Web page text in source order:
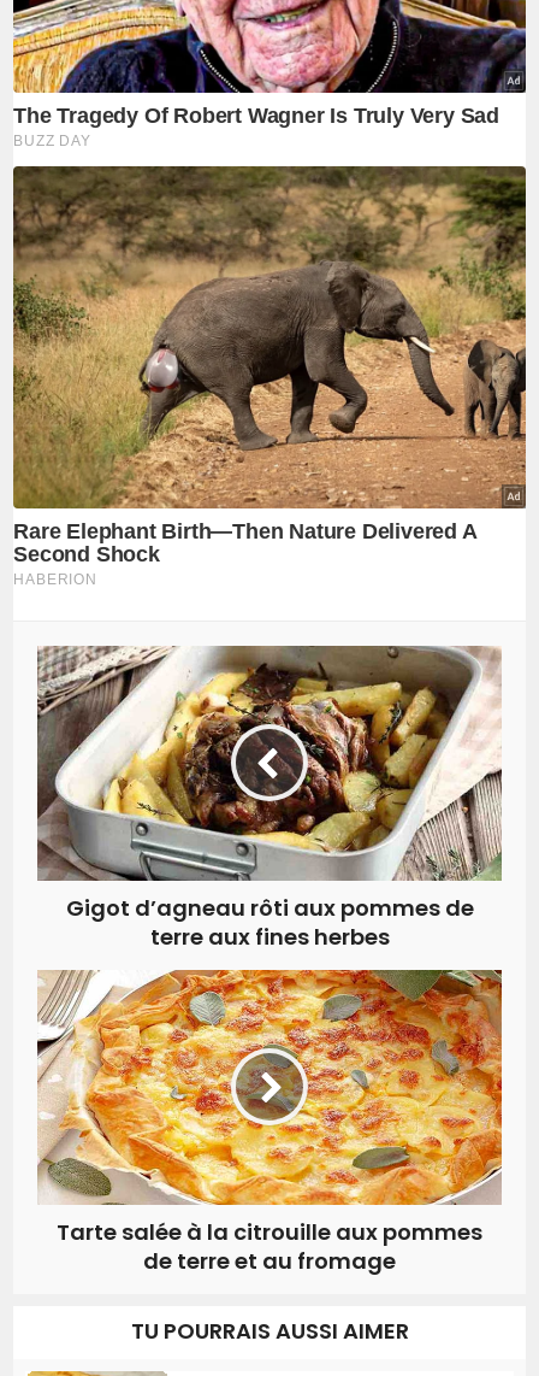
Gigot d’agneau rôti aux pommes de
terre aux fines herbes
Tarte salée à la citrouille aux pommes
de terre et au fromage
TU POURRAIS AUSSI AIMER